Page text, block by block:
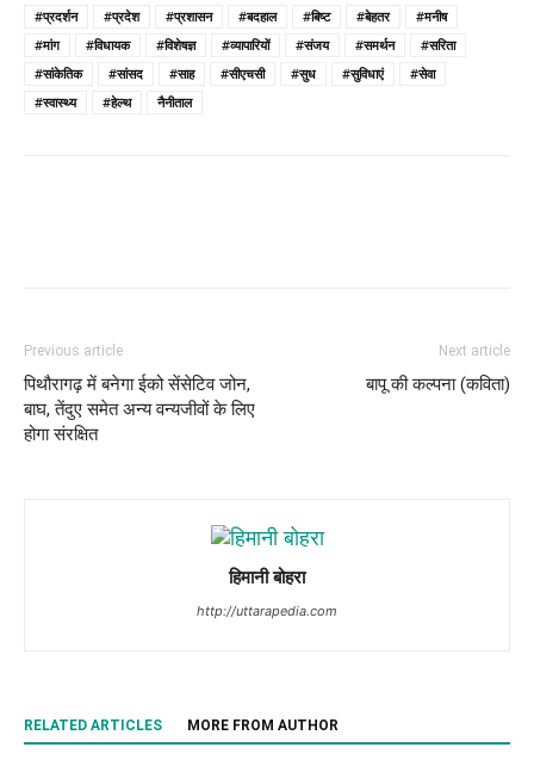
#प्रदर्शन
#प्रदेश #प्रशासन #बदहाल #बिष्ट #बेहतर
#मनीष
#मांग
#विधायक #विशेषज्ञ #व्यापारियों #संजय #समर्थन
#सरिता
#सांकेतिक
#सांसद #साह #सीएचसी #सुध #सुविधाएं
#सेवा
#स्वास्थ्य
#हेल्थ नैनीताल
Previous article
पिथौरागढ़ में बनेगा ईको सेंसेटिव जोन,
बाघ, तेंदुए समेत अन्य वन्‍यजीवों के लिए
होगा संरक्षित
Next article
बापू की कल्पना (कविता)
हिमानी बोहरा
http://uttarapedia.com
RELATED ARTICLES MORE FROM AUTHOR